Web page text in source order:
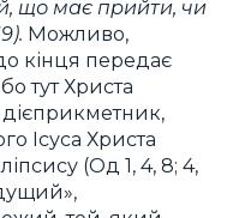
що має прийти, чи
Можливо,
кінця передає
тут Христа
Ісуса Христа
(Од 1, 4, 8; 4,